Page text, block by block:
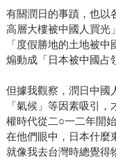
有關潤日的事蹟，也以
高層大樓被中國人買光
「度假勝地的土地被
煽動成「日本被中國占
但據我觀察，潤日中國
「氣候」等因素吸引
權時代從二○一二年開
在他們眼中，日本什麼
就像我去台灣時總覺得